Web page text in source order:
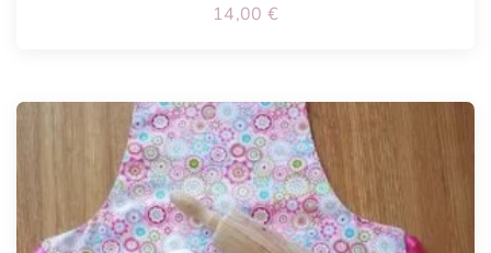
14,00 €